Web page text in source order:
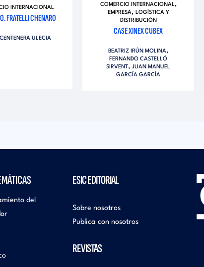
INTERNACIONAL
FRATELLI CHENARO
ULECIA
COMERCIO INTERNACIONAL,
EMPRESA, LOGÍSTICA Y
DISTRIBUCIÓN
CASE XINEX CUBEX
BEATRIZ IRÚN MOLINA,
FERNANDO CASTELLÓ
SIRVENT ,JUAN MANUEL
GARCÍA GARCÍA
del
ESIC EDITORIAL
Sobre nosotros
Publica con nosotros
REVISTAS